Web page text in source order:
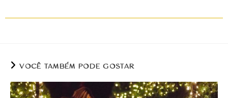
VOCÊ TAMBÉM PODE GOSTAR